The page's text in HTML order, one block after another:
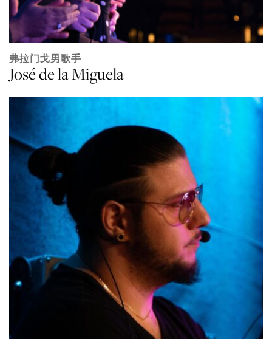
弗拉门戈男歌手
José de la Miguela